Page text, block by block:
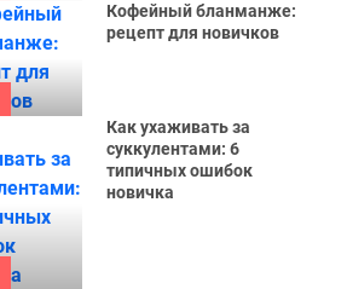
Кофейный бланманже:
рецепт для новичков
Как ухаживать за
суккулентами: 6
типичных ошибок
новичка